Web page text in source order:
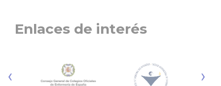
Enlaces de interés
‹ ›